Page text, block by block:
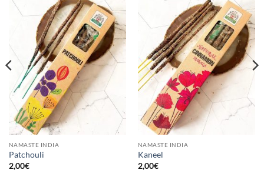
NAMASTE INDIA
Patchouli
2,00€
NAMASTE INDIA
Kaneel
2,00€